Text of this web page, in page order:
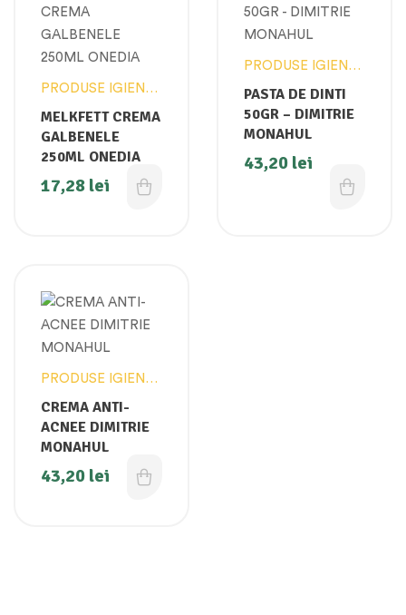
PRODUSE IGIENA
SI INGRIJIRE
PERSONALA
MELKFETT CREMA
GALBENELE
250ML ONEDIA
17,28 lei
PRODUSE IGIENA
SI INGRIJIRE
PERSONALA
PASTA DE DINTI
50GR – DIMITRIE
MONAHUL
43,20 lei
PRODUSE IGIENA
SI INGRIJIRE
PERSONALA
CREMA ANTI-
ACNEE DIMITRIE
MONAHUL
43,20 lei